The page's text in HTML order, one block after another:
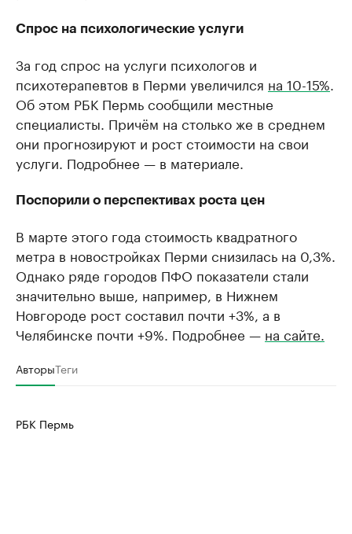
Спрос на психологические услуги
За год спрос на услуги психологов и
психотерапевтов в Перми увеличился на 10-15%.
Об этом РБК Пермь сообщили местные
специалисты. Причём на столько же в среднем
они прогнозируют и рост стоимости на свои
услуги. Подробнее — в материале.
Поспорили о перспективах роста цен
В марте этого года стоимость квадратного
метра в новостройках Перми снизилась на 0,3%.
Однако ряде городов ПФО показатели стали
значительно выше, например, в Нижнем
Новгороде рост составил почти +3%, а в
Челябинске почти +9%. Подробнее — на сайте.
АвторыТеги
РБК Пермь